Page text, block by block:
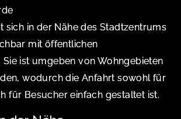
sich in der Nähe des Stadtzentrums
mit öffentlichen
Sie ist umgeben von Wohngebieten
wodurch die Anfahrt sowohl für
für Besucher einfach gestaltet ist.